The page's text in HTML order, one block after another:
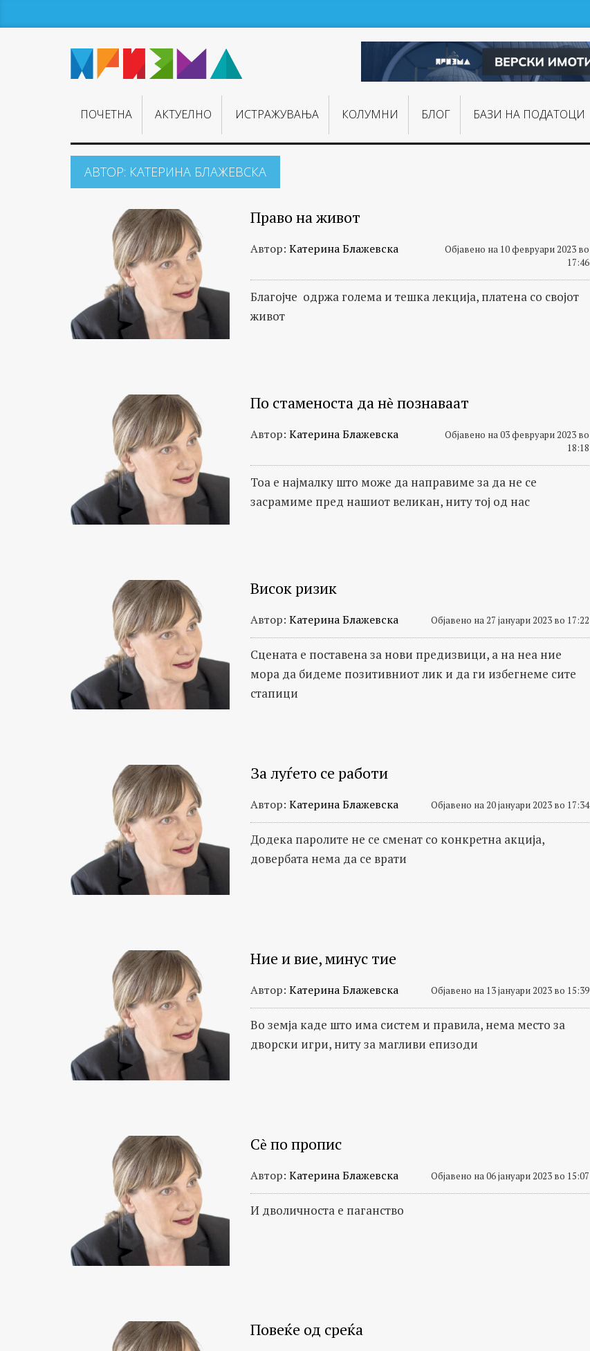
ПОЧЕТНА АКТУЕЛНО ИСТРАЖУВАЊA КОЛУМНИ БЛОГ БАЗИ НА ПОДАТОЦИ
АВТОР: КАТЕРИНА БЛАЖЕВСКА
Право на живот
Автор: Катерина Блажевска
Објавено на 10 февруари 2023 во
17:46
Благојче одржа голема и тешка лекција, платена со својот
живот
По стаменоста да нѐ познаваат
Автор: Катерина Блажевска
Објавено на 03 февруари 2023 во
18:18
Тоа е најмалку што може да направиме за да не се
засрамиме пред нашиот великан, ниту тој од нас
Висок ризик
Автор: Катерина Блажевска Објавено на 27 јануари 2023 во 17:22
Сцената е поставена за нови предизвици, а на неа ние
мора да бидеме позитивниот лик и да ги избегнеме сите
стапици
За луѓето се работи
Автор: Катерина Блажевска Објавено на 20 јануари 2023 во 17:34
Додека паролите не се сменат со конкретна акција,
довербата нема да се врати
Ние и вие, минус тие
Автор: Катерина Блажевска Објавено на 13 јануари 2023 во 15:39
Во земја каде што има систем и правила, нема место за
дворски игри, ниту за магливи епизоди
Сѐ по пропис
Автор: Катерина Блажевска Објавено на 06 јануари 2023 во 15:07
И дволичноста е паганство
Повеќе од среќа